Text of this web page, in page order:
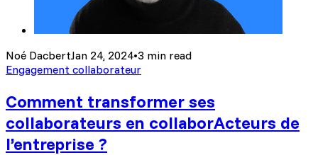
Noé DacbertJan 24, 2024•3 min read
Engagement collaborateur
Comment transformer ses
collaborateurs en collaborActeurs de
l’entreprise ?